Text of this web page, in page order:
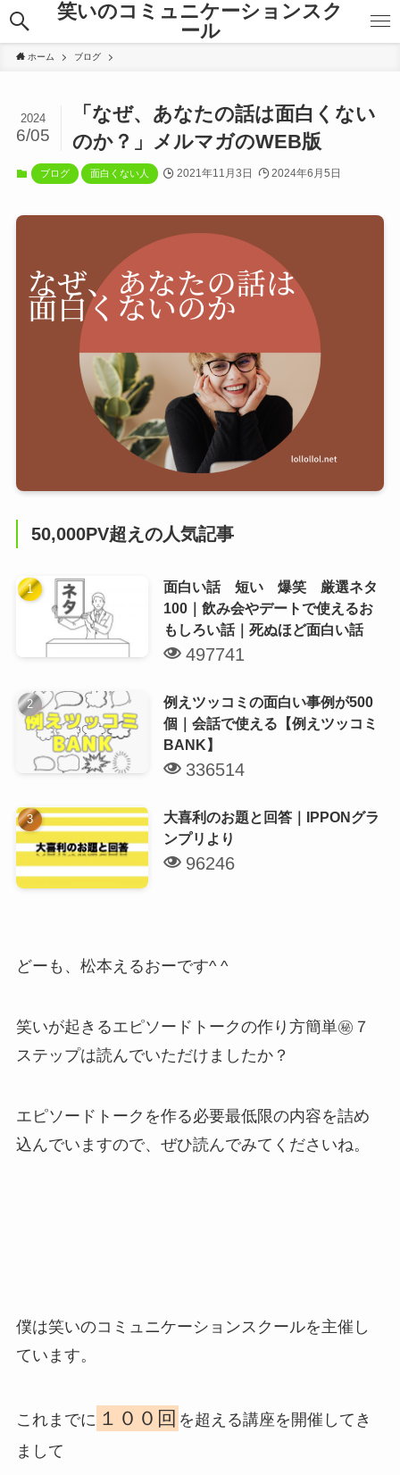
笑いのコミュニケーションスク
ール
ホーム ブログ
「なぜ、あなたの話は面白くない
のか？」メルマガのWEB版
2024
6/05
ブログ 面白くない人 2021年11月3日 2024年6月5日
50,000PV超えの人気記事
面白い話 短い 爆笑 厳選ネタ
100｜飲み会やデートで使えるお
もしろい話｜死ぬほど面白い話
497741
例えツッコミの面白い事例が500
個｜会話で使える【例えツッコミ
BANK】
336514
大喜利のお題と回答｜IPPONグラ
ンプリより
96246
どーも、松本えるおーです^ ^
笑いが起きるエピソードトークの作り方簡単㊙︎７
ステップは読んでいただけましたか？
エピソードトークを作る必要最低限の内容を詰め
込んでいますので、ぜひ読んでみてくださいね。
僕は笑いのコミュニケーションスクールを主催し
ています。
これまでに １００回 を超える講座を開催してき
まして